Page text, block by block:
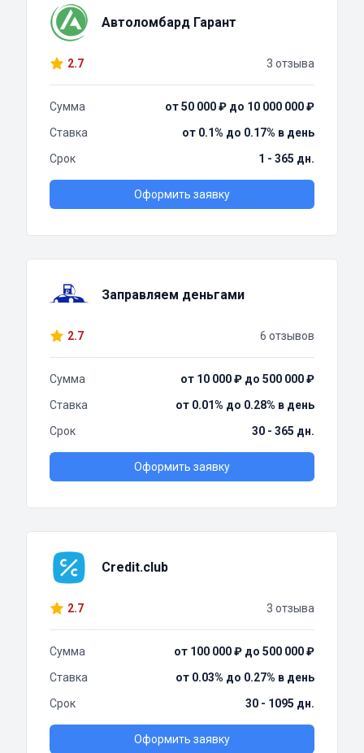
Автоломбард Гарант
2.7 3 отзыва
Сумма
от 50 000 ₽ до 10 000 000 ₽
Ставка
от 0.1% до 0.17% в день
Срок
1 - 365 дн.
Оформить заявку
Заправляем деньгами
2.7 6 отзывов
Сумма
от 10 000 ₽ до 500 000 ₽
Ставка
от 0.01% до 0.28% в день
Срок
30 - 365 дн.
Оформить заявку
Credit.club
2.7 3 отзыва
Сумма
от 100 000 ₽ до 500 000 ₽
Ставка
от 0.03% до 0.27% в день
Срок
30 - 1095 дн.
Оформить заявку